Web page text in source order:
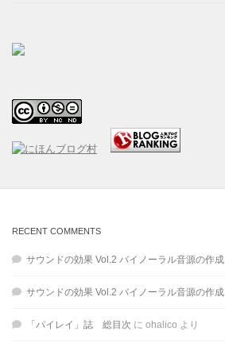
RECENT COMMENTS
サウンドの効果 Vol.2 バイノーラル音源の作成
サウンドの効果 Vol.2 バイノーラル音源の作成
「パイレイ」誌 総目次 に ohalico より